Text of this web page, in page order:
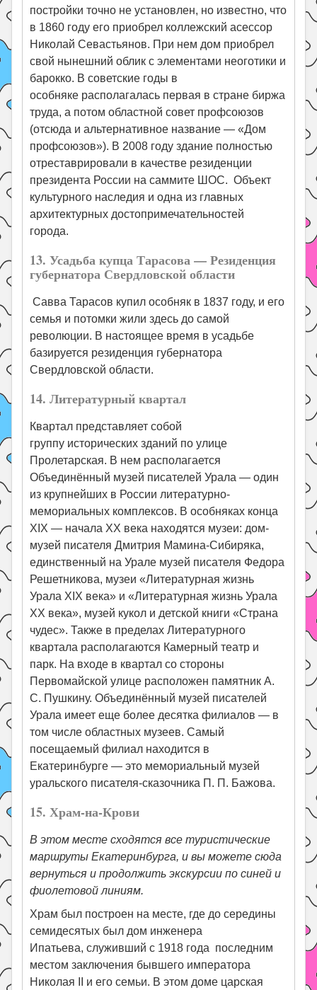
постройки точно не установлен, но известно, что
в 1860 году его приобрел коллежский асессор
Николай Севастьянов. При нем дом приобрел
свой нынешний облик с элементами неоготики и
барокко. В советские годы в
особняке располагалась первая в стране биржа
труда, а потом областной совет профсоюзов
(отсюда и альтернативное название — «Дом
профсоюзов»). В 2008 году здание полностью
отреставрировали в качестве резиденции
президента России на саммите ШОС. Объект
культурного наследия и одна из главных
архитектурных достопримечательностей
города.
13. Усадьба купца Тарасова — Резиденция
губернатора Свердловской области
Савва Тарасов купил особняк в 1837 году, и его
семья и потомки жили здесь до самой
революции. В настоящее время в усадьбе
базируется резиденция губернатора
Свердловской области.
14. Литературный квартал
Квартал представляет собой
группу исторических зданий по улице
Пролетарская. В нем располагается
Объединённый музей писателей Урала — один
из крупнейших в России литературно-
мемориальных комплексов. В особняках конца
XIX — начала XX века находятся музеи: дом-
музей писателя Дмитрия Мамина-Сибиряка,
единственный на Урале музей писателя Федора
Решетникова, музеи «Литературная жизнь
Урала XIX века» и «Литературная жизнь Урала
XX века», музей кукол и детской книги «Страна
чудес». Также в пределах Литературного
квартала располагаются Камерный театр и
парк. На входе в квартал со стороны
Первомайской улице расположен памятник А.
С. Пушкину. Объединённый музей писателей
Урала имеет еще более десятка филиалов — в
том числе областных музеев. Самый
посещаемый филиал находится в
Екатеринбурге — это мемориальный музей
уральского писателя-сказочника П. П. Бажова.
15. Храм-на-Крови
В этом месте сходятся все туристические
маршруты Екатеринбурга, и вы можете сюда
вернуться и продолжить экскурсии по синей и
фиолетовой линиям.
Храм был построен на месте, где до середины
семидесятых был дом инженера
Ипатьева, служивший с 1918 года последним
местом заключения бывшего императора
Николая II и его семьи. В этом доме царская